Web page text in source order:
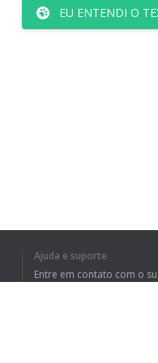
EU ENTENDI O
Ajuda e suporte
Entre em contato com o